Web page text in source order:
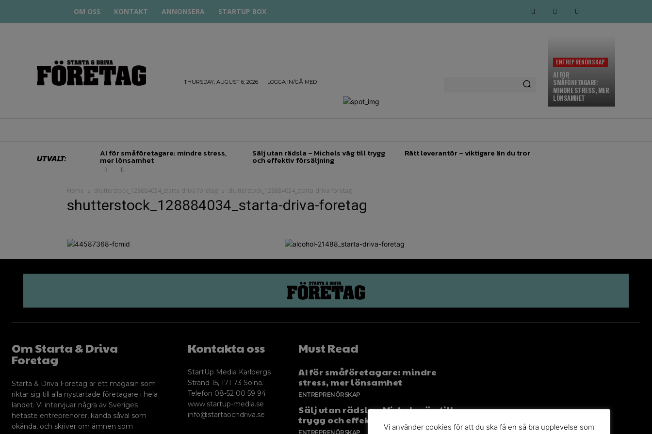
OM OSS KONTAKT ANNONSERA STARTUP BOX
THURSDAY, AUGUST 6, 2026 LOGGA IN/GÅ MED
ENTREPRENÖRSKAP
AI FÖR
SMÅFÖRETAGARE:
MINDRE STRESS, MER
LÖNSAMHET
UTVALT: AI för småföretagare: mindre stress,
mer lönsamhet
Sälj utan rädsla – Michels väg till trygg
och effektiv försäljning
Rätt leverantör – viktigare än du tror
Home shutterstock_128884034_starta-driva-foretag shutterstock_128884034_starta-driva-foretag
shutterstock_128884034_starta-driva-foretag
Om Starta & Driva
Foretag
Starta & Driva Företag är ett magasin som
riktar sig till alla nystartade företagare i hela
landet. Vi intervjuar några av Sveriges
hetaste entreprenörer, kända såväl som
okända, och skriver om ämnen som
Kontakta oss
StartUp Media Karlbergs
Strand 15, 171 73 Solna.
Telefon 08-52 00 59 94
www.startup-media.se
info@startaochdriva.se
Must Read
AI för småföretagare: mindre
stress, mer lönsamhet
ENTREPRENÖRSKAP
Sälj utan rädsla – Michels väg till
trygg och effektiv försäljning
ENTREPRENÖRSKAP
Vi använder cookies för att du ska få en så bra upplevelse som